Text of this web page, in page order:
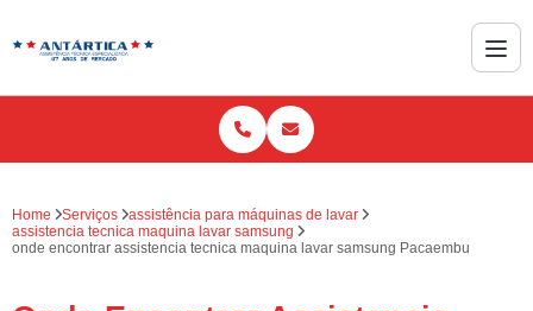
Home Serviços
assistência para máquinas de lavar
assistencia tecnica maquina lavar samsung
onde encontrar assistencia tecnica maquina lavar samsung Pacaembu